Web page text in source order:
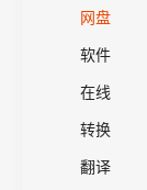
网盘
软件
在线
转换
翻译